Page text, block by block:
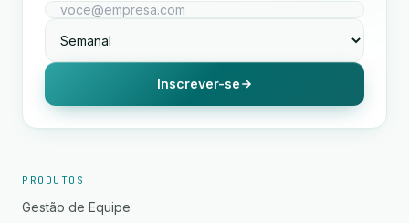
Inscrever-se
PRODUTOS
Gestão de Equipe